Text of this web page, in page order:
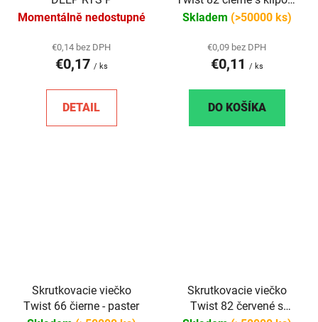
Momentálně nedostupné
€0,14 bez DPH
€0,17 / ks
DETAIL
steril
Skladem (>50000 ks)
€0,09 bez DPH
€0,11 / ks
DO KOŠÍKA
Skrutkovacie viečko
Twist 66 čierne - paster
Skrutkovacie viečko
Twist 82 červené s